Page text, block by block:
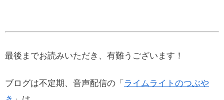
最後までお読みいただき、有難うございます！
ブログは不定期、音声配信の「 ライムライトのつぶや